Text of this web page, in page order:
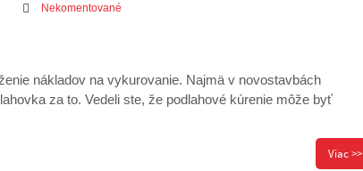
Nekomentované
nákladov na vykurovanie. Najmä v novostavbách
za to. Vedeli ste, že podlahové kúrenie môže byť
Viac >>